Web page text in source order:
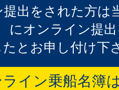
出をされた方は
にオンライン提
たとお申し付け下
ライン乗船名簿